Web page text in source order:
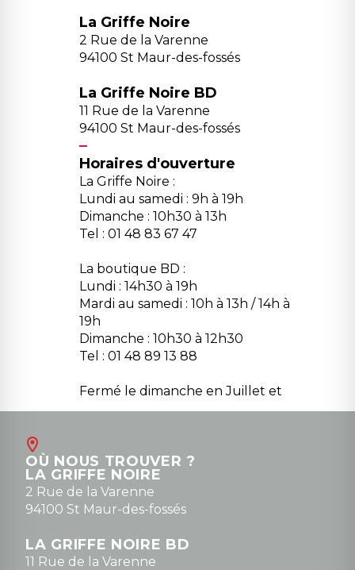
La Griffe Noire
2 Rue de la Varenne
94100 St Maur-des-fossés
La Griffe Noire BD
11 Rue de la Varenne
94100 St Maur-des-fossés
Horaires d'ouverture
La Griffe Noire :
Lundi au samedi : 9h à 19h
Dimanche : 10h30 à 13h
Tel : 01 48 83 67 47
La boutique BD :
Lundi : 14h30 à 19h
Mardi au samedi : 10h à 13h / 14h à
19h
Dimanche : 10h30 à 12h30
Tel : 01 48 89 13 88
Fermé le dimanche en Juillet et
Août
contact@la-griffe-noire.com
0148836747
OÙ NOUS TROUVER ?
LA GRIFFE NOIRE
2 Rue de la Varenne
94100 St Maur-des-fossés
LA GRIFFE NOIRE BD
11 Rue de la Varenne